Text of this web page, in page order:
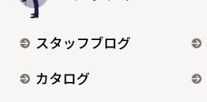
スタッフブログ
カタログ